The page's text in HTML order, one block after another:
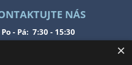
NÁS
Po - Pá: 7:30 - 15:30
So - Ne: Zavřeno
×